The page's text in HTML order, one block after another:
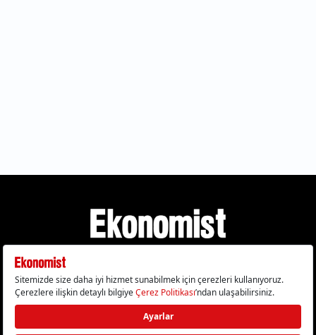
Gizlilik Politikası Çerez Politikası Çerezleri Sıfırla
KVKK Metni Künye İletişim